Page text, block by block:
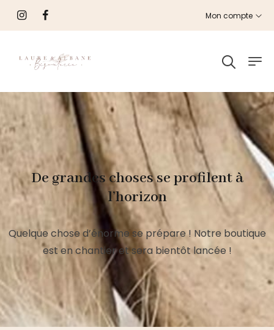
Mon compte
De grandes choses se profilent à
l’horizon
Quelque chose d’énorme se prépare ! Notre boutique
est en chantier et sera bientôt lancée !